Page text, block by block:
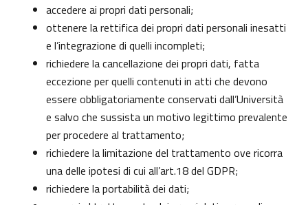
accedere ai propri dati personali;
ottenere la rettifica dei propri dati personali inesatti
e l’integrazione di quelli incompleti;
richiedere la cancellazione dei propri dati, fatta
eccezione per quelli contenuti in atti che devono
essere obbligatoriamente conservati dall’Università
e salvo che sussista un motivo legittimo prevalente
per procedere al trattamento;
richiedere la limitazione del trattamento ove ricorra
una delle ipotesi di cui all’art.18 del GDPR;
richiedere la portabilità dei dati;